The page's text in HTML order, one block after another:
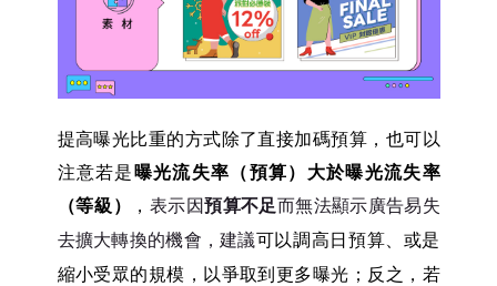
提高曝光比重的方式除了直接加碼預算，也可以
注意若是曝光流失率（預算）大於曝光流失率
（等級）
，表示因預算不足而無法顯示廣告易失
去擴大轉換的機會，建議可以調高日預算、或是
縮小受眾的規模，以爭取到更多曝光；反之，若